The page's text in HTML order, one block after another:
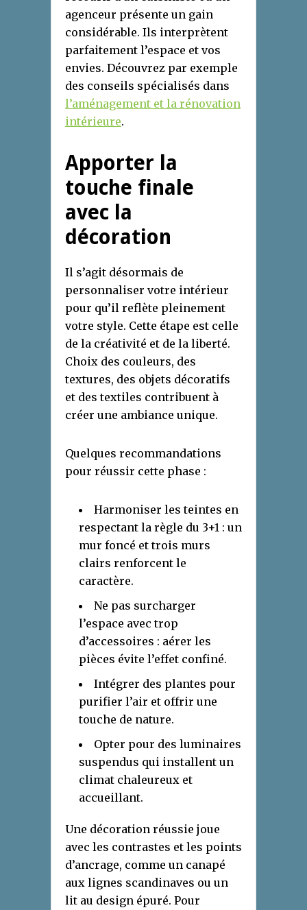
agenceur présente un gain
considérable. Ils interprètent
parfaitement l’espace et vos
envies. Découvrez par exemple
des conseils spécialisés dans
l’aménagement et la rénovation
intérieure.
Apporter la
touche finale
avec la
décoration
Il s’agit désormais de
personnaliser votre intérieur
pour qu’il reflète pleinement
votre style. Cette étape est celle
de la créativité et de la liberté.
Choix des couleurs, des
textures, des objets décoratifs
et des textiles contribuent à
créer une ambiance unique.
Quelques recommandations
pour réussir cette phase :
Harmoniser les teintes en
respectant la règle du 3+1 : un
mur foncé et trois murs
clairs renforcent le
caractère.
Ne pas surcharger
l’espace avec trop
d’accessoires : aérer les
pièces évite l’effet confiné.
Intégrer des plantes pour
purifier l’air et offrir une
touche de nature.
Opter pour des luminaires
suspendus qui installent un
climat chaleureux et
accueillant.
Une décoration réussie joue
avec les contrastes et les points
d’ancrage, comme un canapé
aux lignes scandinaves ou un
lit au design épuré. Pour